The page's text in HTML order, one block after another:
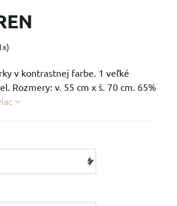
x)
v kontrastnej farbe. 1 veľké
Rozmery: v. 55 cm x š. 70 cm. 65%